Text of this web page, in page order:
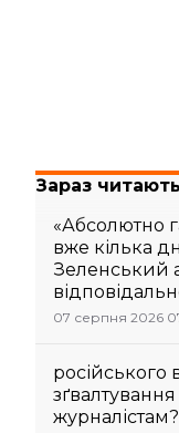
Зараз читають
«Абсолютно
вже кілька
Зеленський
07 серпня 2026
російського
журналістам?